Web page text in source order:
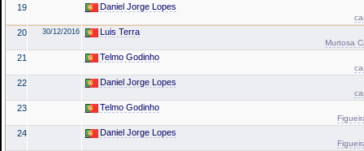
19 Daniel Jorge Lopes
20 30/12/2016 Luis Terra
Murtosa
21 Telmo Godinho
22 Daniel Jorge Lopes
23 Telmo Godinho
24 Daniel Jorge Lopes